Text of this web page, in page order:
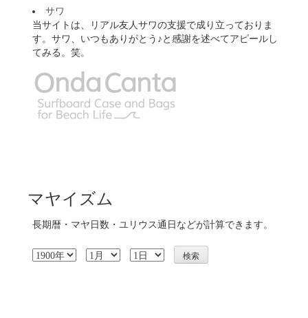
サワ
当サイトは、リアル友人サワの支援で成り立っておりま
す。サワ、いつもありがとう♪と感謝を述べてアピールし
てみる。笑。
マヤイズム
長期暦・マヤ日数・ユリウス通日などが計算できます。